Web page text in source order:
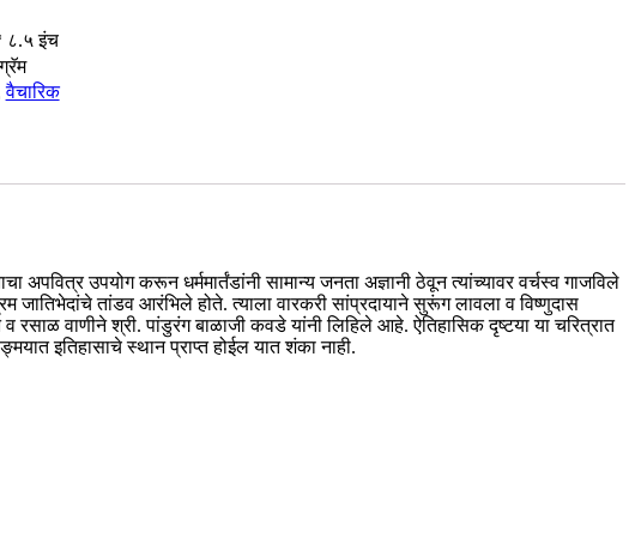
८.५ इंच
वैचारिक
उपयोग करून धर्ममार्तंडांनी सामान्य जनता अज्ञानी ठेवून त्यांच्यावर वर्चस्व गाजविले
जातिभेदांचे तांडव आरंभिले होते. त्याला वारकरी सांप्रदायाने सुरूंग लावला व विष्णुदास
वाणीने श्री. पांडुरंग बाळाजी कवडे यांनी लिहिले आहे. ऐतिहासिक दृष्टया या चरित्रात
इतिहासाचे स्थान प्राप्त होईल यात शंका नाही.